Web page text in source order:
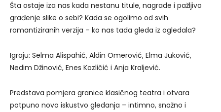
Šta ostaje iza nas kada nestanu titule, nagrade i pažljivo
građenje slike o sebi? Kada se ogolimo od svih
romantiziranih verzija – ko nas tada gleda iz ogledala?
Igraju: Selma Alispahić, Aldin Omerović, Elma Juković,
Nedim Džinović, Enes Kozličić i Anja Kraljević.
Predstava pomjera granice klasičnog teatra i otvara
potpuno novo iskustvo gledanja – intimno, snažno i